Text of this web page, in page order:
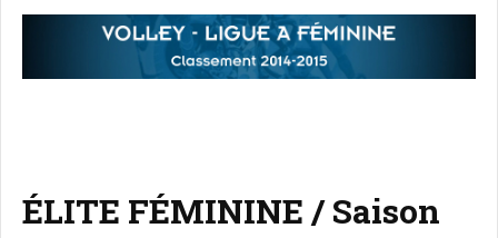
ÉLITE FÉMININE / Saison